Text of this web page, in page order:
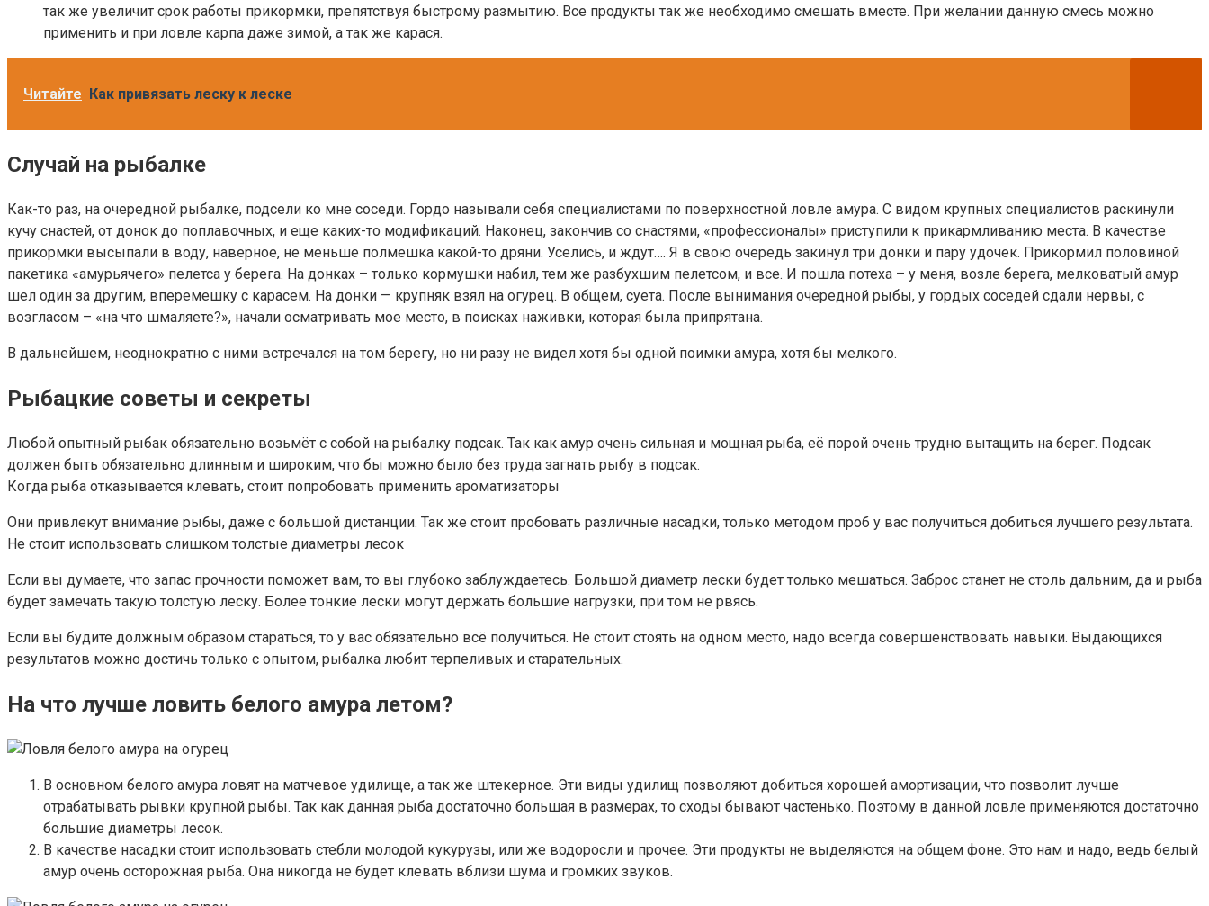
так же увеличит срок работы прикормки, препятствуя быстрому размытию. Все продукты так же необходимо смешать вместе. При желании данную смесь можно
применить и при ловле карпа даже зимой, а так же карася.
Читайте Как привязать леску к леске
Случай на рыбалке
Как-то раз, на очередной рыбалке, подсели ко мне соседи. Гордо называли себя специалистами по поверхностной ловле амура. С видом крупных специалистов раскинули
кучу снастей, от донок до поплавочных, и еще каких-то модификаций. Наконец, закончив со снастями, «профессионалы» приступили к прикармливанию места. В качестве
прикормки высыпали в воду, наверное, не меньше полмешка какой-то дряни. Уселись, и ждут…. Я в свою очередь закинул три донки и пару удочек. Прикормил половиной
пакетика «амурьячего» пелетса у берега. На донках – только кормушки набил, тем же разбухшим пелетсом, и все. И пошла потеха – у меня, возле берега, мелковатый амур
шел один за другим, вперемешку с карасем. На донки — крупняк взял на огурец. В общем, суета. После вынимания очередной рыбы, у гордых соседей сдали нервы, с
возгласом – «на что шмаляете?», начали осматривать мое место, в поисках наживки, которая была припрятана.
В дальнейшем, неоднократно с ними встречался на том берегу, но ни разу не видел хотя бы одной поимки амура, хотя бы мелкого.
Рыбацкие советы и секреты
Любой опытный рыбак обязательно возьмёт с собой на рыбалку подсак. Так как амур очень сильная и мощная рыба, её порой очень трудно вытащить на берег. Подсак
должен быть обязательно длинным и широким, что бы можно было без труда загнать рыбу в подсак.
Когда рыба отказывается клевать, стоит попробовать применить ароматизаторы
Они привлекут внимание рыбы, даже с большой дистанции. Так же стоит пробовать различные насадки, только методом проб у вас получиться добиться лучшего результата.
Не стоит использовать слишком толстые диаметры лесок
Если вы думаете, что запас прочности поможет вам, то вы глубоко заблуждаетесь. Большой диаметр лески будет только мешаться. Заброс станет не столь дальним, да и рыба
будет замечать такую толстую леску. Более тонкие лески могут держать большие нагрузки, при том не рвясь.
Если вы будите должным образом стараться, то у вас обязательно всё получиться. Не стоит стоять на одном место, надо всегда совершенствовать навыки. Выдающихся
результатов можно достичь только с опытом, рыбалка любит терпеливых и старательных.
На что лучше ловить белого амура летом?
В основном белого амура ловят на матчевое удилище, а так же штекерное. Эти виды удилищ позволяют добиться хорошей амортизации, что позволит лучше
отрабатывать рывки крупной рыбы. Так как данная рыба достаточно большая в размерах, то сходы бывают частенько. Поэтому в данной ловле применяются достаточно
большие диаметры лесок.
В качестве насадки стоит использовать стебли молодой кукурузы, или же водоросли и прочее. Эти продукты не выделяются на общем фоне. Это нам и надо, ведь белый
амур очень осторожная рыба. Она никогда не будет клевать вблизи шума и громких звуков.